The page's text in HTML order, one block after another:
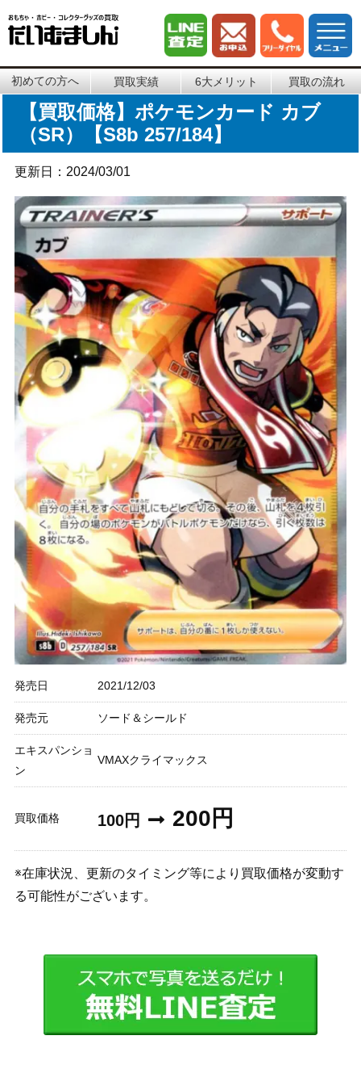
初めての方へ 買取実績 6大メリット 買取の流れ
【買取価格】ポケモンカード カブ
（SR）【S8b 257/184】
更新日：2024/03/01
発売日 2021/12/03
発売元 ソード＆シールド
エキスパンショ
ン
VMAXクライマックス
買取価格 100円 200円
※在庫状況、更新のタイミング等により買取価格が変動す
る可能性がございます。